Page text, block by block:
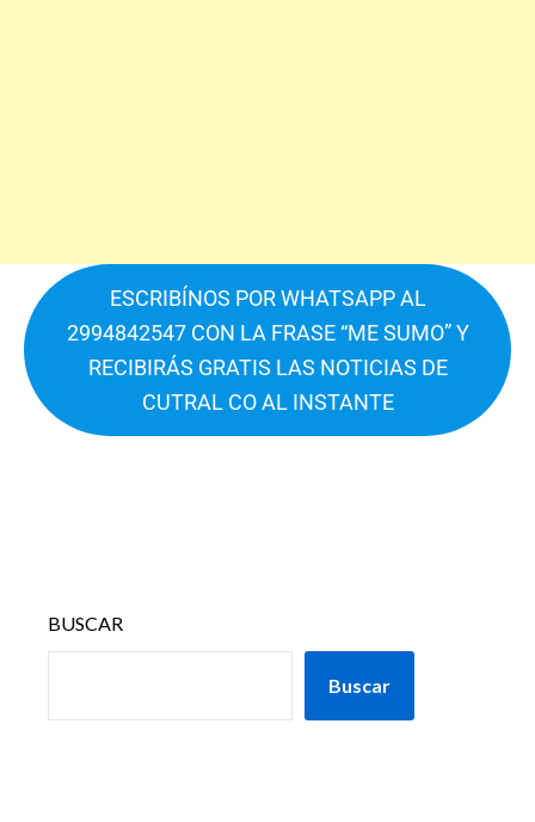
ESCRIBÍNOS POR WHATSAPP AL
2994842547 CON LA FRASE “ME SUMO” Y
RECIBIRÁS GRATIS LAS NOTICIAS DE
CUTRAL CO AL INSTANTE
BUSCAR
Buscar